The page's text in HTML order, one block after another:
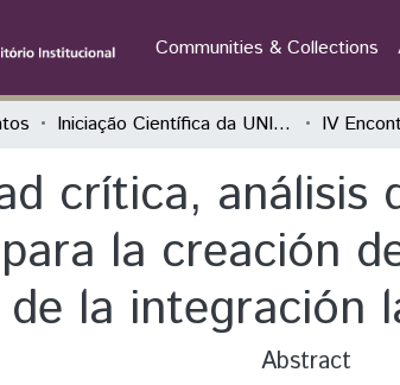
Communities & Collections
Iniciação Científica da UNILA (IC)
crítica, análisis
la creación
la integración
Abstract